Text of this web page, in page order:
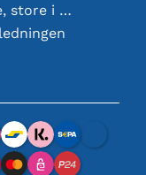
18650 Batterier: Små i størrelse, store i ydeevne